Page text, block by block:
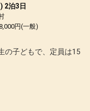
2泊3日
円(一般)
の子どもで、定員は15